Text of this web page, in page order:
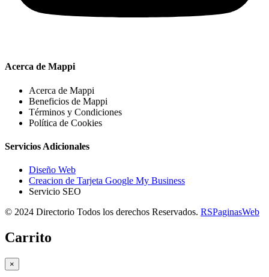
Acerca de Mappi
Acerca de Mappi
Beneficios de Mappi
Términos y Condiciones
Política de Cookies
Servicios Adicionales
Diseño Web
Creacion de Tarjeta Google My Business
Servicio SEO
© 2024 Directorio Todos los derechos Reservados. RSPaginasWeb
Carrito
×